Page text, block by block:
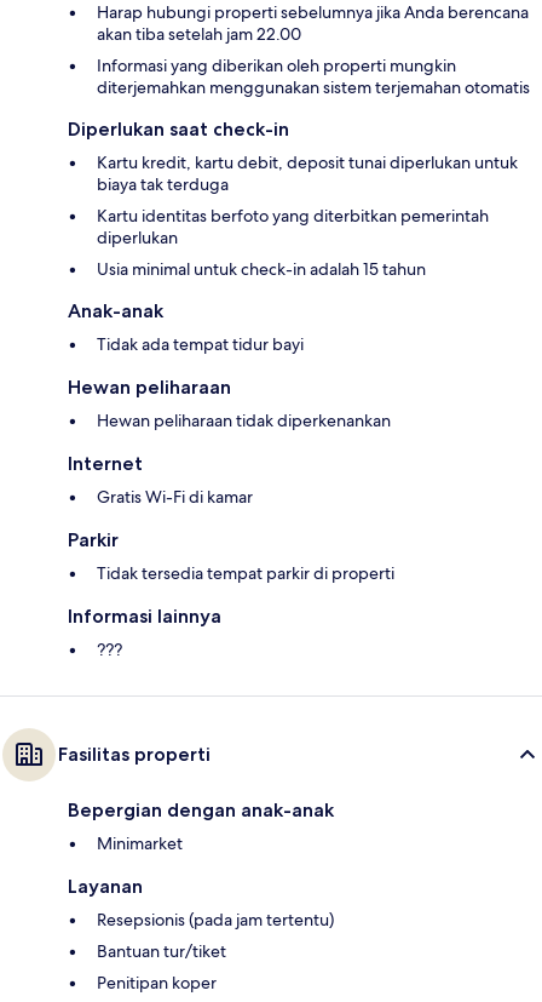
Harap hubungi properti sebelumnya jika Anda berencana
akan tiba setelah jam 22.00
Informasi yang diberikan oleh properti mungkin
diterjemahkan menggunakan sistem terjemahan otomatis
Diperlukan saat check-in
Kartu kredit, kartu debit, deposit tunai diperlukan untuk
biaya tak terduga
Kartu identitas berfoto yang diterbitkan pemerintah
diperlukan
Usia minimal untuk check-in adalah 15 tahun
Anak-anak
Tidak ada tempat tidur bayi
Hewan peliharaan
Hewan peliharaan tidak diperkenankan
Internet
Gratis Wi-Fi di kamar
Parkir
Tidak tersedia tempat parkir di properti
Informasi lainnya
???
Fasilitas properti
Bepergian dengan anak-anak
Minimarket
Layanan
Resepsionis (pada jam tertentu)
Bantuan tur/tiket
Penitipan koper